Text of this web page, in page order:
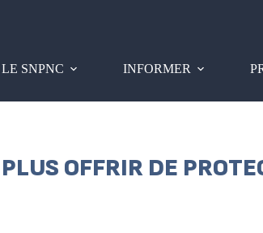
LE SNPNC INFORMER
OFFRIR DE